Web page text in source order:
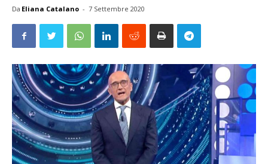
Da Eliana Catalano - 7 Settembre 2020